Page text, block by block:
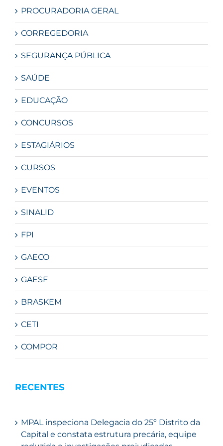
PROCURADORIA GERAL
CORREGEDORIA
SEGURANÇA PÚBLICA
SAÚDE
EDUCAÇÃO
CONCURSOS
ESTAGIÁRIOS
CURSOS
EVENTOS
SINALID
FPI
GAECO
GAESF
BRASKEM
CETI
COMPOR
RECENTES
MPAL inspeciona Delegacia do 25º Distrito da
Capital e constata estrutura precária, equipe